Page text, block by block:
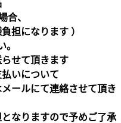
合、
担になります ）
。
せて頂きます
いについて
ールにて連絡させて頂き
なりますので予めご了承